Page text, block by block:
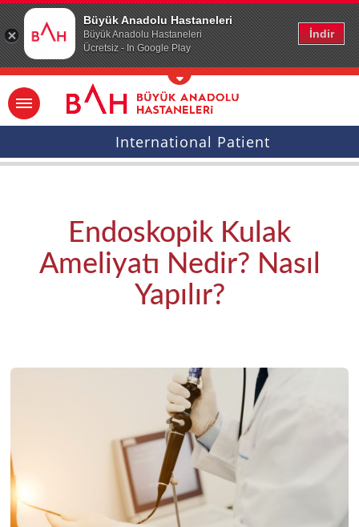
Büyük Anadolu Hastaneleri
Büyük Anadolu Hastaneleri
Ücretsiz - In Google Play
İndir
Ana icerige atla
International Patient
Endoskopik Kulak
Ameliyatı Nedir? Nasıl
Yapılır?